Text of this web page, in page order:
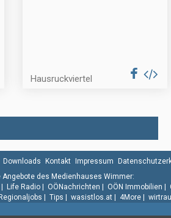
Hausruckviertel
Downloads Kontakt Impressum
Angebote des Medienhauses Wimmer:
Life Radio OÖNachrichten OÖN Immobilien
Regionaljobs Tips wasistlos.at 4More